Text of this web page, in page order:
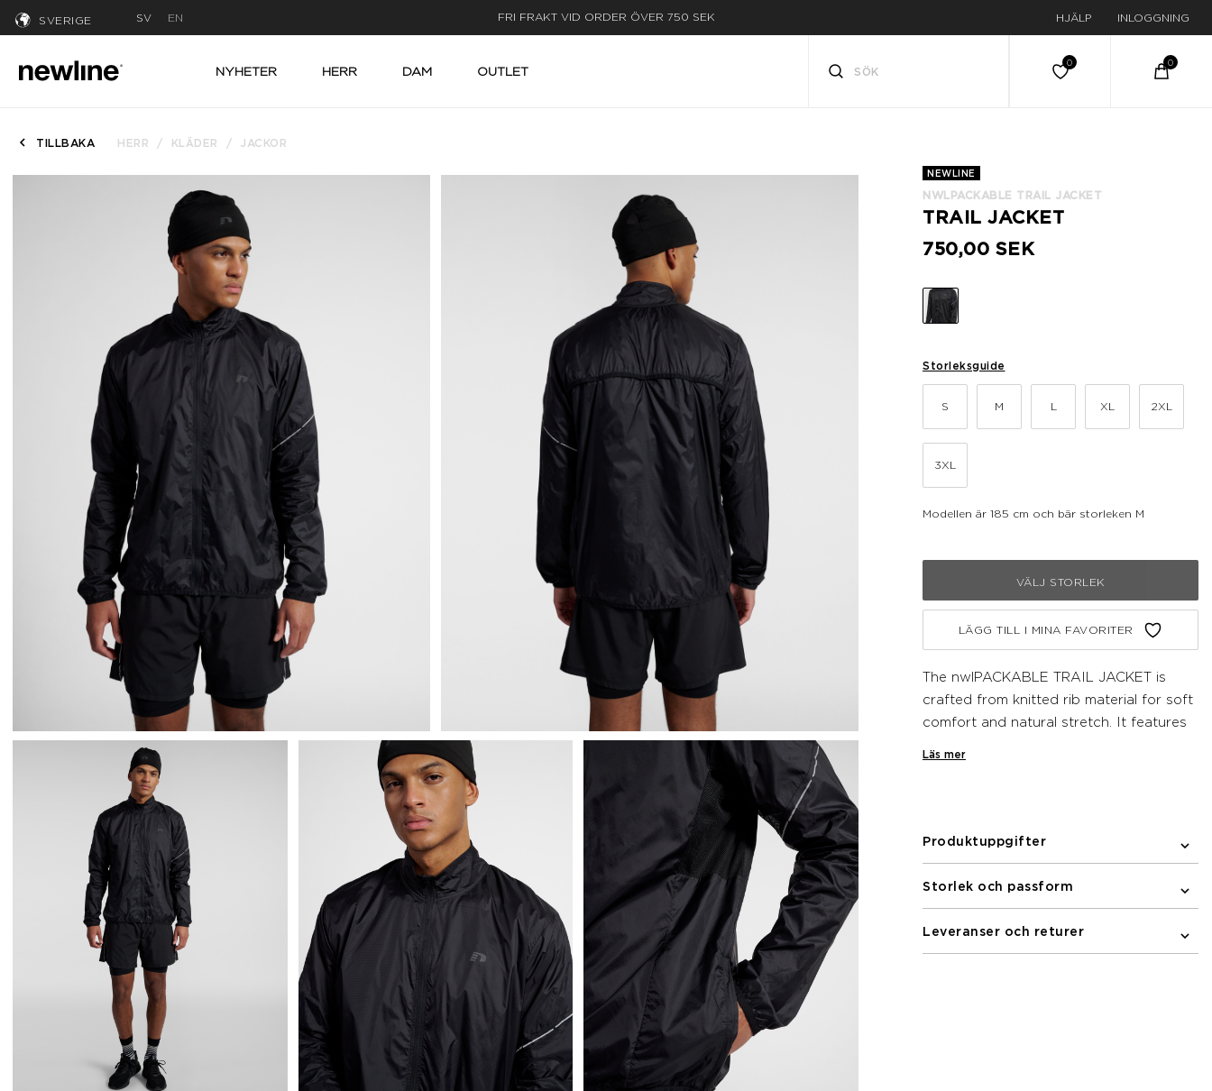
SVERIGE SV EN LEVERANS INOM 3-5 ARBETSDAGAR HJÄLP INLOGGNING
NYHETER HERR DAM OUTLET
TILLBAKA HERR KLÄDER JACKOR
NEWLINE
NWLPACKABLE TRAIL JACKET
TRAIL JACKET
750,00 SEK
Storleksguide
S M L XL 2XL
3XL
Modellen är 185 cm och bär storleken M
VÄLJ STORLEK
LÄGG TILL I MINA FAVORITER
The nwlPACKABLE TRAIL JACKET is
crafted from knitted rib material for soft
comfort and natural stretch. It features
Läs mer
Produktuppgifter
Storlek och passform
Leveranser och returer